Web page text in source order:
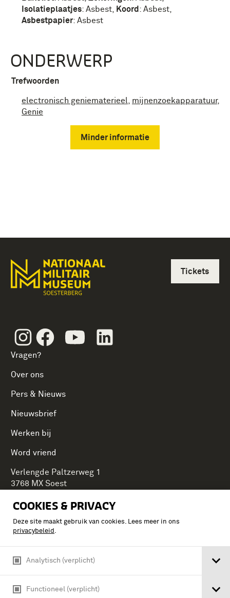
COOKIES & PRIVACY
Deze site maakt gebruik van cookies. Lees meer in ons
privacybeleid .
Analytisch (verplicht)
Functioneel (verplicht)
Isolatieplaatjes: Asbest Koord : Asbest
Asbestpapier: Asbest
ONDERWERP
Trefwoorden
electronisch geniematerieel mijnenzoekapparatuur,
Genie
Minder informatie
InstagramFacebookYoutube
Vragen?
Over ons
Pers & Nieuws
Nieuwsbrief
Werken bij
Word vriend
Tickets
Verlengde Paltzerweg 1
3768 MX Soest
Onderdeel van Stichting Koninklijke Defensiemusea,